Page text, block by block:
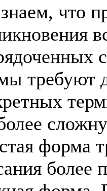
что
требуют
форма
более